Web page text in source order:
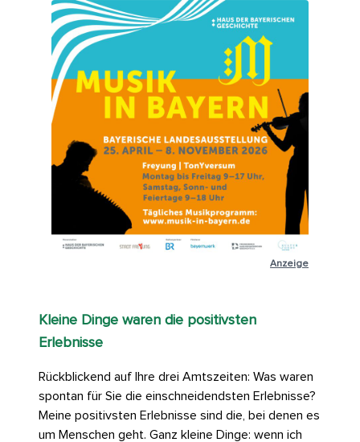
Anzeige
Kleine Dinge waren die positivsten
Erlebnisse
Rückblickend auf Ihre drei Amtszeiten: Was waren
spontan für Sie die einschneidendsten Erlebnisse?
Meine positivsten Erlebnisse sind die, bei denen es
um Menschen geht. Ganz kleine Dinge: wenn ich